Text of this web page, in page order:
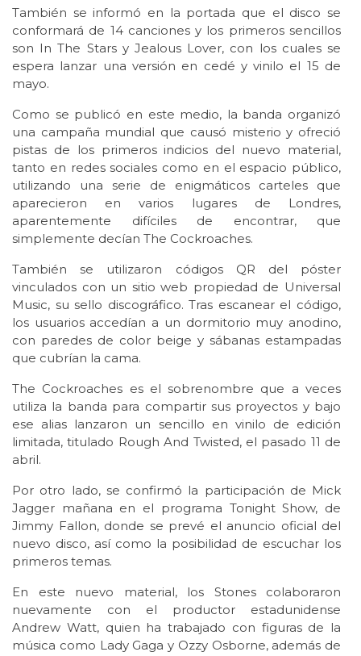
También se informó en la portada que el disco se
conformará de 14 canciones y los primeros sencillos
son In The Stars y Jealous Lover, con los cuales se
espera lanzar una versión en cedé y vinilo el 15 de
mayo.
Como se publicó en este medio, la banda organizó
una campaña mundial que causó misterio y ofreció
pistas de los primeros indicios del nuevo material,
tanto en redes sociales como en el espacio público,
utilizando una serie de enigmáticos carteles que
aparecieron en varios lugares de Londres,
aparentemente difíciles de encontrar, que
simplemente decían The Cockroaches.
También se utilizaron códigos QR del póster
vinculados con un sitio web propiedad de Universal
Music, su sello discográfico. Tras escanear el código,
los usuarios accedían a un dormitorio muy anodino,
con paredes de color beige y sábanas estampadas
que cubrían la cama.
The Cockroaches es el sobrenombre que a veces
utiliza la banda para compartir sus proyectos y bajo
ese alias lanzaron un sencillo en vinilo de edición
limitada, titulado Rough And Twisted, el pasado 11 de
abril.
Por otro lado, se confirmó la participación de Mick
Jagger mañana en el programa Tonight Show, de
Jimmy Fallon, donde se prevé el anuncio oficial del
nuevo disco, así como la posibilidad de escuchar los
primeros temas.
En este nuevo material, los Stones colaboraron
nuevamente con el productor estadunidense
Andrew Watt, quien ha trabajado con figuras de la
música como Lady Gaga y Ozzy Osborne, además de